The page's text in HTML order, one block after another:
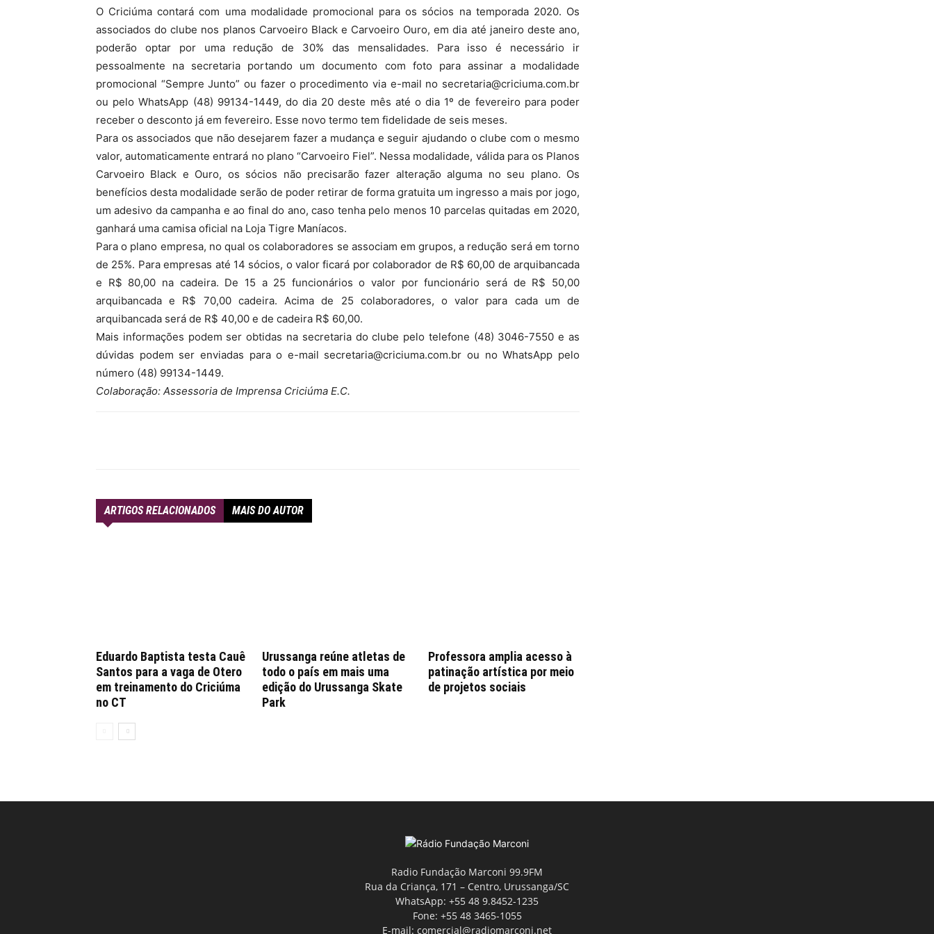
MHZ
O Criciúma contará com uma modalidade promocional para os sócios na temporada 2020. Os
associados do clube nos planos Carvoeiro Black e Carvoeiro Ouro, em dia até janeiro deste ano,
poderão optar por uma redução de 30% das mensalidades. Para isso é necessário ir
pessoalmente na secretaria portando um documento com foto para assinar a modalidade
promocional “Sempre Junto” ou fazer o procedimento via e-mail no secretaria@criciuma.com.br
ou pelo WhatsApp (48) 99134-1449, do dia 20 deste mês até o dia 1º de fevereiro para poder
receber o desconto já em fevereiro. Esse novo termo tem fidelidade de seis meses.
Para os associados que não desejarem fazer a mudança e seguir ajudando o clube com o mesmo
valor, automaticamente entrará no plano “Carvoeiro Fiel”. Nessa modalidade, válida para os Planos
Carvoeiro Black e Ouro, os sócios não precisarão fazer alteração alguma no seu plano. Os
benefícios desta modalidade serão de poder retirar de forma gratuita um ingresso a mais por jogo,
um adesivo da campanha e ao final do ano, caso tenha pelo menos 10 parcelas quitadas em 2020,
ganhará uma camisa oficial na Loja Tigre Maníacos.
Para o plano empresa, no qual os colaboradores se associam em grupos, a redução será em torno
de 25%. Para empresas até 14 sócios, o valor ficará por colaborador de R$ 60,00 de arquibancada
e R$ 80,00 na cadeira. De 15 a 25 funcionários o valor por funcionário será de R$ 50,00
arquibancada e R$ 70,00 cadeira. Acima de 25 colaboradores, o valor para cada um de
arquibancada será de R$ 40,00 e de cadeira R$ 60,00.
Mais informações podem ser obtidas na secretaria do clube pelo telefone (48) 3046-7550 e as
dúvidas podem ser enviadas para o e-mail secretaria@criciuma.com.br ou no WhatsApp pelo
número (48) 99134-1449.
Colaboração: Assessoria de Imprensa Criciúma E.C.
ARTIGOS RELACIONADOS MAIS DO AUTOR
Eduardo Baptista testa Cauê
Santos para a vaga de Otero
em treinamento do Criciúma
no CT
Urussanga reúne atletas de
todo o país em mais uma
edição do Urussanga Skate
Park
Professora amplia acesso à
patinação artística por meio
de projetos sociais
Radio Fundação Marconi 99.9FM
Rua da Criança, 171 – Centro, Urussanga/SC
WhatsApp: +55 48 9.8452-1235
Fone: +55 48 3465-1055
E-mail: comercial@radiomarconi.net